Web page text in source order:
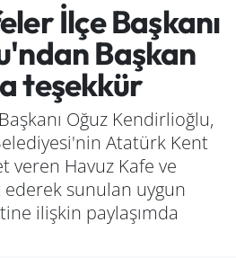
İlçe Başkanı
Başkan
teşekkür
Oğuz Kendirlioğlu,
Atatürk Kent
veren Havuz Kafe ve
ederek sunulan uygun
ilişkin paylaşımda